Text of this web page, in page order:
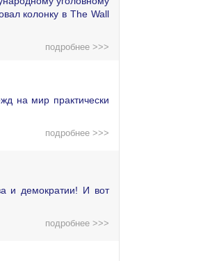
колонку в The Wall
подробнее >>>
на мир практически
подробнее >>>
и демократии! И вот
подробнее >>>